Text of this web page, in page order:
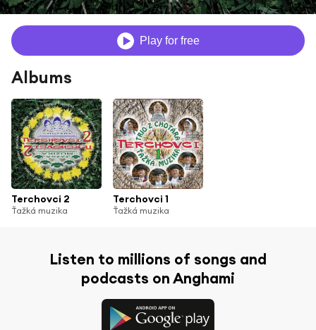
Play for free
Albums
Terchovci 2
Ťažká muzika
Terchovci 1
Ťažká muzika
Listen to millions of songs and
podcasts on Anghami